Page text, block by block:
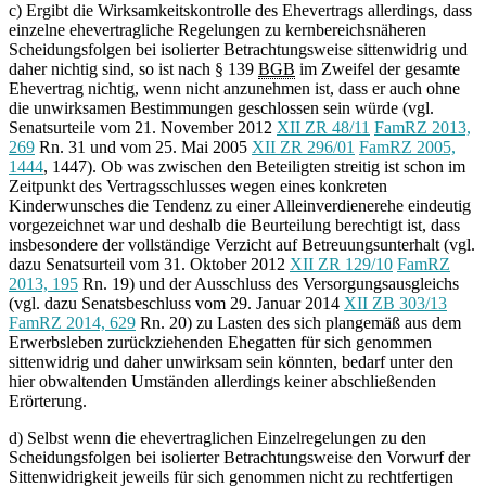
c) Ergibt die Wirksamkeitskontrolle des Ehevertrags allerdings, dass
einzelne ehevertragliche Regelungen zu kernbereichsnäheren
Scheidungsfolgen bei isolierter Betrachtungsweise sittenwidrig und
daher nichtig sind, so ist nach § 139 BGB im Zweifel der gesamte
Ehevertrag nichtig, wenn nicht anzunehmen ist, dass er auch ohne
die unwirksamen Bestimmungen geschlossen sein würde (vgl.
Senatsurteile vom 21. November 2012 XII ZR 48/11 FamRZ 2013,
269 Rn. 31 und vom 25. Mai 2005 XII ZR 296/01 FamRZ 2005,
1444, 1447). Ob was zwischen den Beteiligten streitig ist schon im
Zeitpunkt des Vertragsschlusses wegen eines konkreten
Kinderwunsches die Tendenz zu einer Alleinverdienerehe eindeutig
vorgezeichnet war und deshalb die Beurteilung berechtigt ist, dass
insbesondere der vollständige Verzicht auf Betreuungsunterhalt (vgl.
dazu Senatsurteil vom 31. Oktober 2012 XII ZR 129/10 FamRZ
2013, 195 Rn. 19) und der Ausschluss des Versorgungsausgleichs
(vgl. dazu Senatsbeschluss vom 29. Januar 2014 XII ZB 303/13
FamRZ 2014, 629 Rn. 20) zu Lasten des sich plangemäß aus dem
Erwerbsleben zurückziehenden Ehegatten für sich genommen
sittenwidrig und daher unwirksam sein könnten, bedarf unter den
hier obwaltenden Umständen allerdings keiner abschließenden
Erörterung.
d) Selbst wenn die ehevertraglichen Einzelregelungen zu den
Scheidungsfolgen bei isolierter Betrachtungsweise den Vorwurf der
Sittenwidrigkeit jeweils für sich genommen nicht zu rechtfertigen